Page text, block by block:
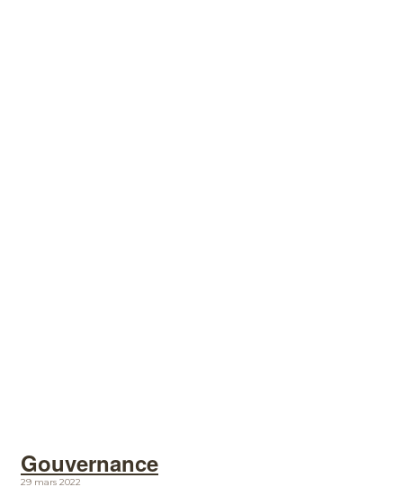
Gouvernance
29 mars 2022